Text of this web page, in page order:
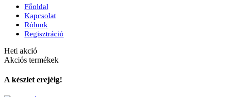
Főoldal
Kapcsolat
Rólunk
Regisztráció
Heti akció
Akciós termékek
A készlet erejéig!